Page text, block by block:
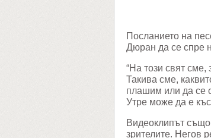
Посланието на
Дюран да се спре
“На този свят
Такива сме,
плашим или да се
Утре може да е
Видеоклипът също
зрителите. Негов